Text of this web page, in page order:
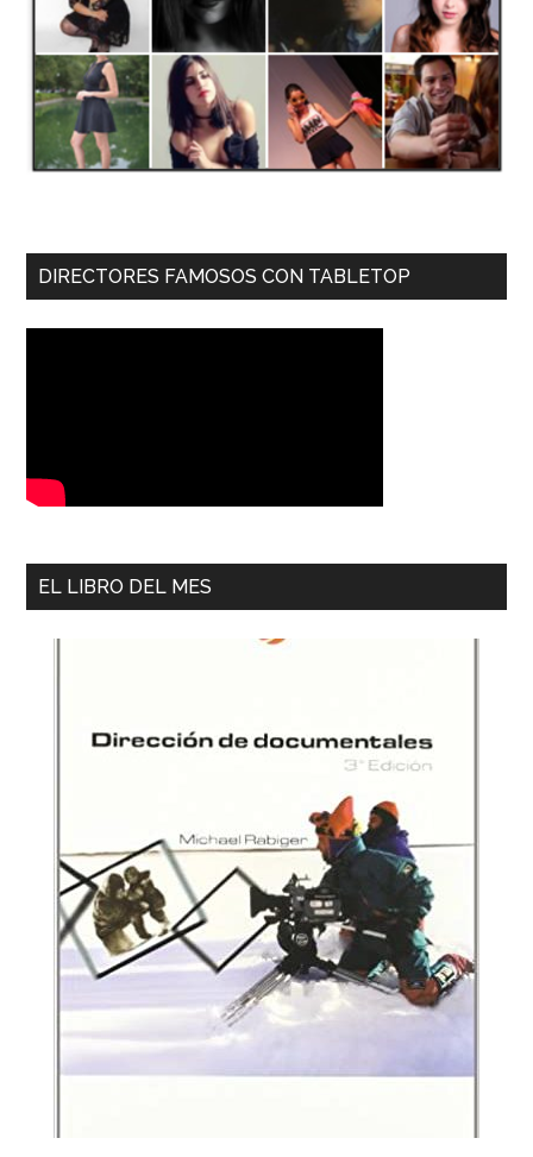
DIRECTORES FAMOSOS CON TABLETOP
EL LIBRO DEL MES